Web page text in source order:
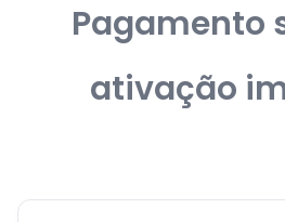
Pagamento
ativação